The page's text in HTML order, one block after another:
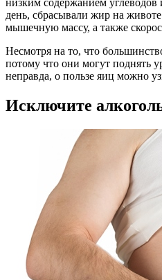
низким содержанием
день, сбрасывали жир на
мышечную массу, а также
Несмотря на то, что
потому что они могут поднять
неправда, о пользе яиц можно
Исключите